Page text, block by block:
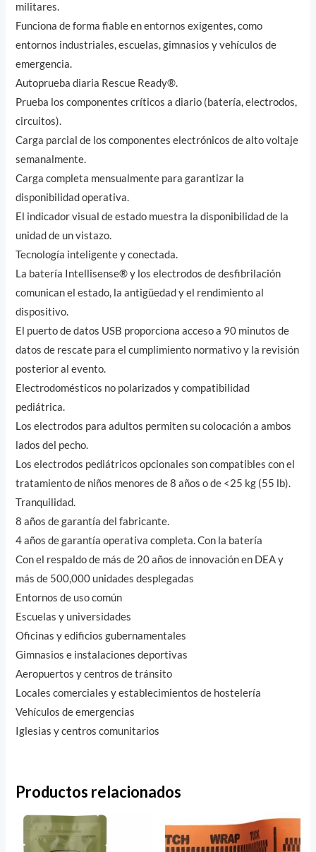
militares.
Funciona de forma fiable en entornos exigentes, como
entornos industriales, escuelas, gimnasios y vehículos de
emergencia.
Autoprueba diaria Rescue Ready®.
Prueba los componentes críticos a diario (batería, electrodos,
circuitos).
Carga parcial de los componentes electrónicos de alto voltaje
semanalmente.
Carga completa mensualmente para garantizar la
disponibilidad operativa.
El indicador visual de estado muestra la disponibilidad de la
unidad de un vistazo.
Tecnología inteligente y conectada.
La batería Intellisense® y los electrodos de desfibrilación
comunican el estado, la antigüedad y el rendimiento al
dispositivo.
El puerto de datos USB proporciona acceso a 90 minutos de
datos de rescate para el cumplimiento normativo y la revisión
posterior al evento.
Electrodomésticos no polarizados y compatibilidad
pediátrica.
Los electrodos para adultos permiten su colocación a ambos
lados del pecho.
Los electrodos pediátricos opcionales son compatibles con el
tratamiento de niños menores de 8 años o de <25 kg (55 lb).
Tranquilidad.
8 años de garantía del fabricante.
4 años de garantía operativa completa. Con la batería
Con el respaldo de más de 20 años de innovación en DEA y
más de 500,000 unidades desplegadas
Entornos de uso común
Escuelas y universidades
Oficinas y edificios gubernamentales
Gimnasios e instalaciones deportivas
Aeropuertos y centros de tránsito
Locales comerciales y establecimientos de hostelería
Vehículos de emergencias
Iglesias y centros comunitarios
Productos relacionados